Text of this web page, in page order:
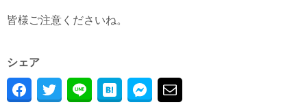
皆様ご注意くださいね。
シェア